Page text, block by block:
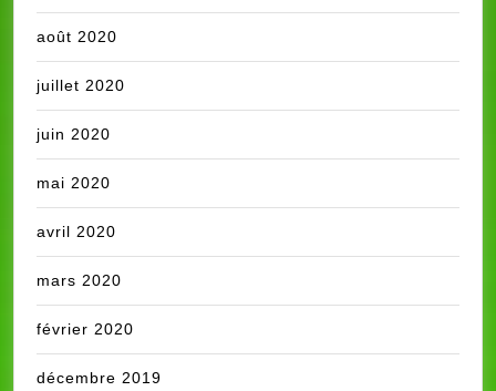
août 2020
juillet 2020
juin 2020
mai 2020
avril 2020
mars 2020
février 2020
décembre 2019